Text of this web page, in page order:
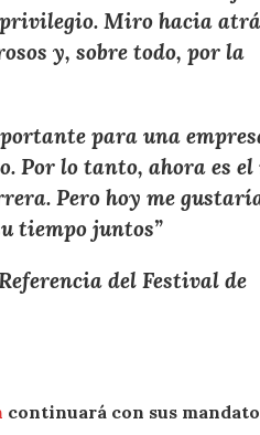
Miro hacia
y, sobre todo, por la
para una
Por lo tanto, ahora es el
Pero hoy me
tiempo juntos”
del Festival de
continuará con sus